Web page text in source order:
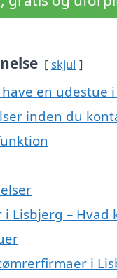
skjul
en udestue
inden du
Lisbjerg – Hvad
i